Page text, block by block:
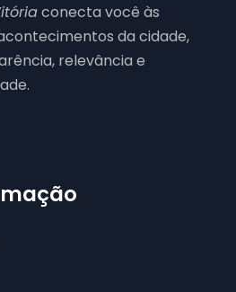
conecta você às
da cidade,
relevância e